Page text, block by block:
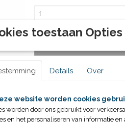
Specificaties
Productcode
Bruto gewicht
Omschrijving
diameter 51cm
toestaan Opties
Details Over
website worden cookies
worden door ons gebruikt voor
en het personaliseren van informatie